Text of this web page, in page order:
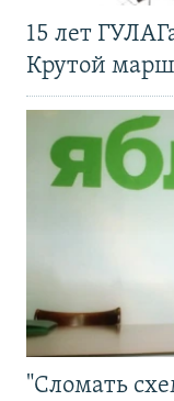
15 лет
Крутой
"Сломать